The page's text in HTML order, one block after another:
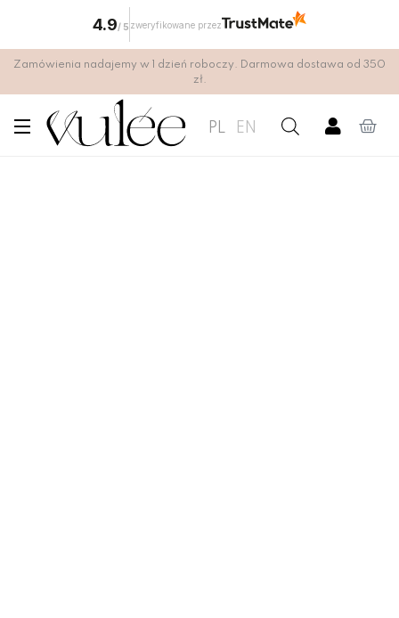
Zamówienia nadajemy w 1 dzień roboczy. Darmowa dostawa od 350
zł.
PL EN
4.9/ 5 zweryfikowane przez